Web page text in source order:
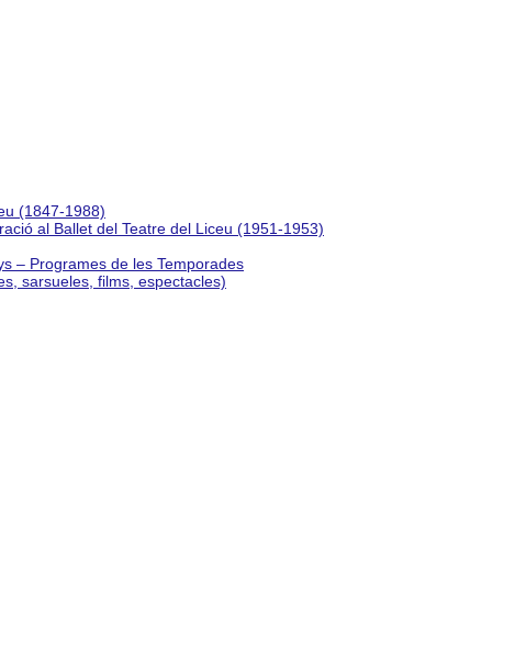
(1847-1988)
al Ballet del Teatre del Liceu (1951-1953)
– Programes de les Temporades
sarsueles, films, espectacles)